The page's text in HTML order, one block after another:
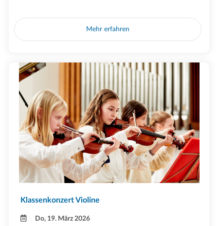
Mehr erfahren
Klassenkonzert Violine
Do, 19. März 2026